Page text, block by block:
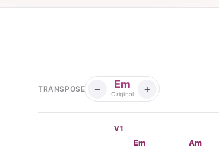
TRANSPOSE − Em
Original +
V1
Em Am